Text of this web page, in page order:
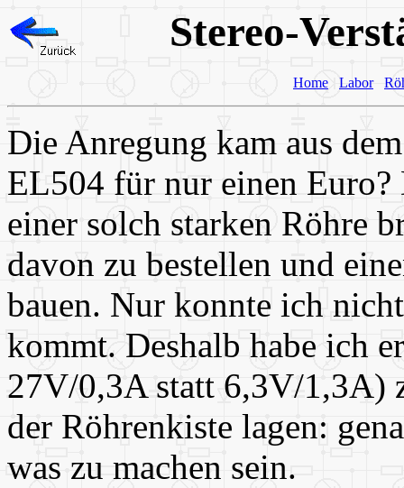
Stereo-
Home Labor
Die Anregung kam aus
EL504 für nur einen
einer solch starken Röhre
davon zu bestellen und
bauen. Nur konnte ich
kommt. Deshalb habe ich
27V/0,3A statt 6,3V/1,3A)
der Röhrenkiste lagen:
was zu machen sein.